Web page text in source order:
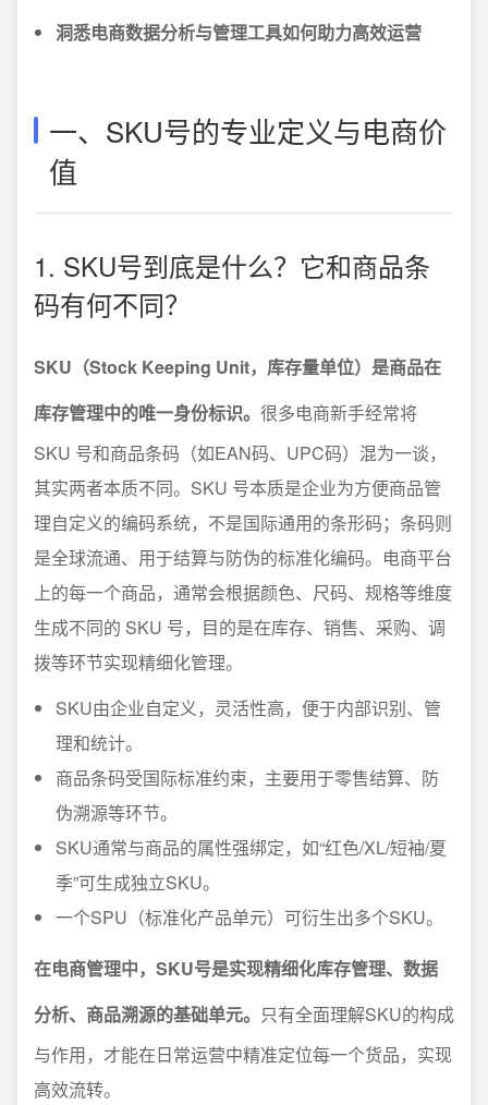
洞悉电商数据分析与管理工具如何助力高效运营
一、SKU号的专业定义与电商价
值
1. SKU号到底是什么？它和商品条
码有何不同？
SKU（Stock Keeping Unit，库存量单位）是商品在
库存管理中的唯一身份标识。 很多电商新手经常将
SKU 号和商品条码（如EAN码、UPC码）混为一谈，
其实两者本质不同。SKU 号本质是企业为方便商品管
理自定义的编码系统，不是国际通用的条形码；条码则
是全球流通、用于结算与防伪的标准化编码。电商平台
上的每一个商品，通常会根据颜色、尺码、规格等维度
生成不同的 SKU 号，目的是在库存、销售、采购、调
拨等环节实现精细化管理。
SKU由企业自定义，灵活性高，便于内部识别、管
理和统计。
商品条码受国际标准约束，主要用于零售结算、防
伪溯源等环节。
SKU通常与商品的属性强绑定，如“红色/XL/短袖/夏
季”可生成独立SKU。
一个SPU（标准化产品单元）可衍生出多个SKU。
在电商管理中，SKU号是实现精细化库存管理、数据
分析、商品溯源的基础单元。 只有全面理解SKU的构成
与作用，才能在日常运营中精准定位每一个货品，实现
高效流转。